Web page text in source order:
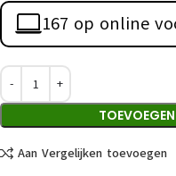
167 op online
Aan Vergelijken toevoegen